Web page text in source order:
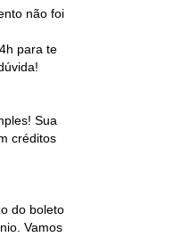
não foi
para te
Sua
créditos
do boleto
Vamos